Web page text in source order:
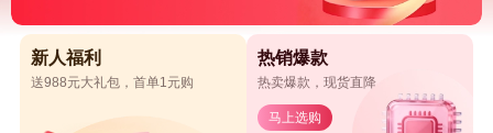
新人福利
送988元大礼包，首单1元购
热销爆款
热卖爆款，现货直降
马上选购